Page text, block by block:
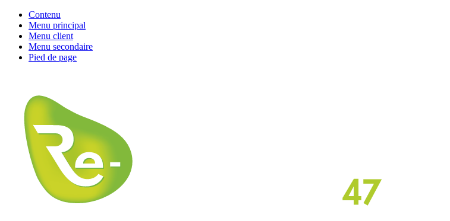
Contenu
Menu principal
Menu client
Menu secondaire
Pied de page